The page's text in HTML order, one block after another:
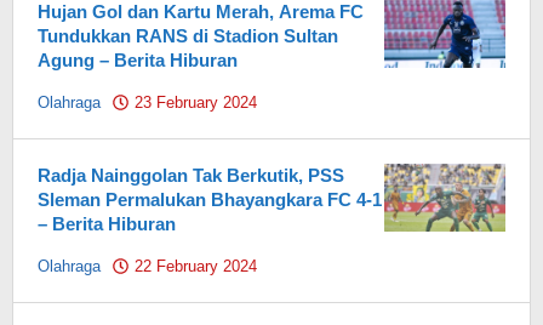
Hujan Gol dan Kartu Merah, Arema FC
Tundukkan RANS di Stadion Sultan
Agung – Berita Hiburan
Olahraga 23 February 2024
Radja Nainggolan Tak Berkutik, PSS
Sleman Permalukan Bhayangkara FC 4-1
– Berita Hiburan
Olahraga 22 February 2024